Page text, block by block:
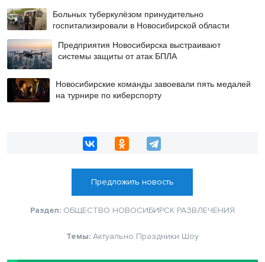
Больных туберкулёзом принудительно
госпитализировали в Новосибирской области
Предприятия Новосибирска выстраивают
системы защиты от атак БПЛА
Новосибирские команды завоевали пять медалей
на турнире по киберспорту
Предложить новость
Раздел: ОБЩЕСТВО НОВОСИБИРСК РАЗВЛЕЧЕНИЯ
Темы: Актуально Праздники Шоу